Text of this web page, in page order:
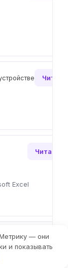
Excel
Читать
— они
и показывать